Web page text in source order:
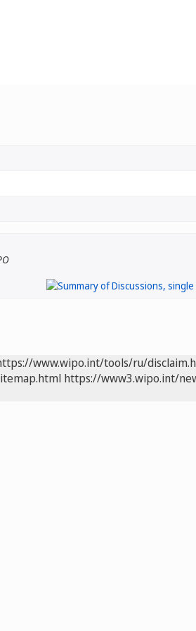
www.wipo.int/tools/ru/
https://www3.wipo.int/